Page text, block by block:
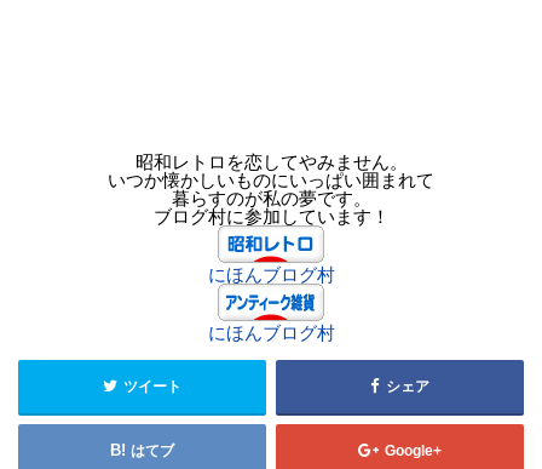
昭和レトロを恋してやみません。
いつか懐かしいものにいっぱい囲まれて
暮らすのが私の夢です。
ブログ村に参加しています！
にほんブログ村
にほんブログ村
ツイート シェア
はてブ Google+